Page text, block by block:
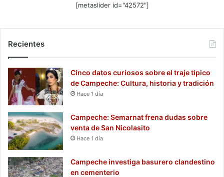
[metaslider id="42572"]
Recientes
Cinco datos curiosos sobre el traje típico
de Campeche: Cultura, historia y tradición
Hace 1 día
Campeche: Semarnat frena dudas sobre
venta de San Nicolasito
Hace 1 día
Campeche investiga basurero clandestino
en cementerio